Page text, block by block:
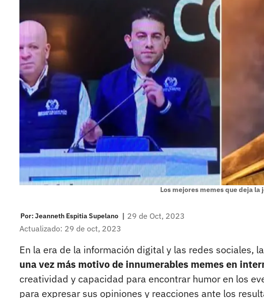
Los mejores memes que deja la
Por:Jeanneth Espitia Supelano | 29 de Oct, 2023
Actualizado: 29 de oct, 2023
En la era de la información digital y las redes sociales,
una vez más motivo de innumerables memes en
creatividad y capacidad para encontrar humor en los
para expresar sus opiniones y reacciones ante los